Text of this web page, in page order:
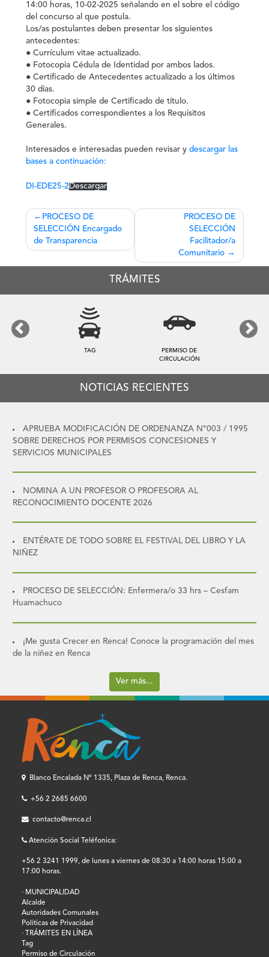
14:00 horas, 10-02-2025 señalando en el sobre el código
del concurso al que postula.
Los/as postulantes deben presentar los siguientes
antecedentes:
● Currículum vitae actualizado.
● Fotocopia Cédula de Identidad por ambos lados.
● Certificado de Antecedentes actualizado a los últimos
30 días.
● Fotocopia simple de Certificado de título.
● Certificados correspondientes a los Requisitos
Generales.
Interesados e interesadas pueden revisar y descargar las
bases a continuación:
DI-EDE25-2 Descargar
Navegación
de
PROCESO DE
SELECCIÓN Encargado
de Transparencia
PROCESO DE
SELECCIÓN
Facilitador/a
Comunitario
TRÁMITES
TAG
PERMISO DE
CIRCULACIÓN
Previous Next
NOTICIAS RECIENTES
APRUEBA MODIFICACIÓN DE ORDENANZA N°003 / 1995
SOBRE DERECHOS POR PERMISOS CONCESIONES Y
SERVICIOS MUNICIPALES
NOMINA A UN PROFESOR O PROFESORA AL
RECONOCIMIENTO DOCENTE 2026
ENTÉRATE DE TODO SOBRE EL FESTIVAL DEL LIBRO Y LA
NIÑEZ
PROCESO DE SELECCIÓN: Enfermera/o 33 hrs – Cesfam
Huamachuco
¡Me gusta Crecer en Renca! Conoce la programación del mes
de la niñez en Renca
Ver más...
Blanco Encalada Nº 1335, Plaza de Renca, Renca.
+56 2 2685 6600
contacto@renca.cl
Atención Social Teléfonica:
+56 2 3241 1999, de lunes a viernes de 08:30 a 14:00 horas 15:00 a
17:00 horas.
· MUNICIPALIDAD
Alcalde
Autoridades Comunales
Políticas de Privacidad
· TRÁMITES EN LÍNEA
Tag
Permiso de Circulación